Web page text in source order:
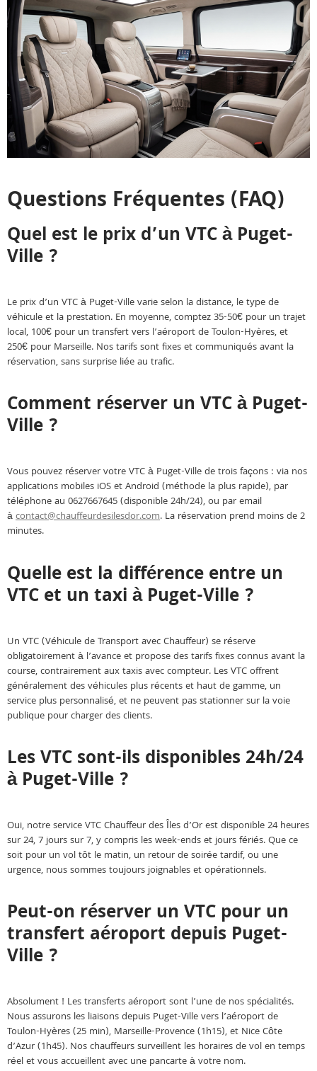
Questions Fréquentes (FAQ)
Quel est le prix d’un VTC à Puget-
Ville ?
Le prix d’un VTC à Puget-Ville varie selon la distance, le type de
véhicule et la prestation. En moyenne, comptez 35-50€ pour un trajet
local, 100€ pour un transfert vers l’aéroport de Toulon-Hyères, et
250€ pour Marseille. Nos tarifs sont fixes et communiqués avant la
réservation, sans surprise liée au trafic.
Comment réserver un VTC à Puget-
Ville ?
Vous pouvez réserver votre VTC à Puget-Ville de trois façons : via nos
applications mobiles iOS et Android (méthode la plus rapide), par
téléphone au 0627667645 (disponible 24h/24), ou par email
àcontact@chauffeurdesilesdor.com. La réservation prend moins de 2
minutes.
Quelle est la différence entre un
VTC et un taxi à Puget-Ville ?
Un VTC (Véhicule de Transport avec Chauffeur) se réserve
obligatoirement à l’avance et propose des tarifs fixes connus avant la
course, contrairement aux taxis avec compteur. Les VTC offrent
généralement des véhicules plus récents et haut de gamme, un
service plus personnalisé, et ne peuvent pas stationner sur la voie
publique pour charger des clients.
Les VTC sont-ils disponibles 24h/24
à Puget-Ville ?
Oui, notre service VTC Chauffeur des Îles d’Or est disponible 24 heures
sur 24, 7 jours sur 7, y compris les week-ends et jours fériés. Que ce
soit pour un vol tôt le matin, un retour de soirée tardif, ou une
urgence, nous sommes toujours joignables et opérationnels.
Peut-on réserver un VTC pour un
transfert aéroport depuis Puget-
Ville ?
Absolument ! Les transferts aéroport sont l’une de nos spécialités.
Nous assurons les liaisons depuis Puget-Ville vers l’aéroport de
Toulon-Hyères (25 min), Marseille-Provence (1h15), et Nice Côte
d’Azur (1h45). Nos chauffeurs surveillent les horaires de vol en temps
réel et vous accueillent avec une pancarte à votre nom.